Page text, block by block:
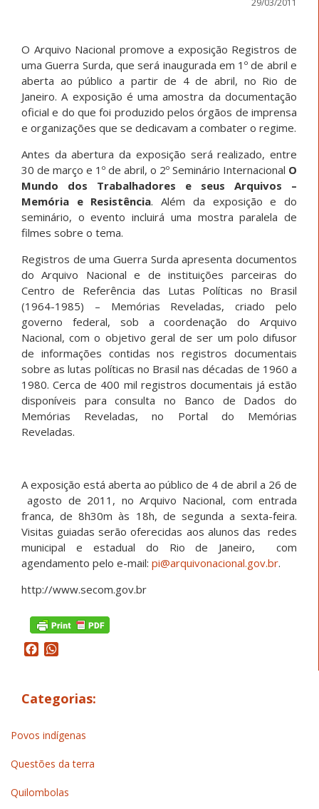
O Arquivo Nacional promove a exposição Registros de
uma Guerra Surda, que será inaugurada em 1º de abril e
aberta ao público a partir de 4 de abril, no Rio de
Janeiro. A exposição é uma amostra da documentação
oficial e do que foi produzido pelos órgãos de imprensa
e organizações que se dedicavam a combater o regime.
Antes da abertura da exposição será realizado, entre
30 de março e 1º de abril, o 2º Seminário Internacional O
Mundo dos Trabalhadores e seus Arquivos –
Memória e Resistência. Além da exposição e do
seminário, o evento incluirá uma mostra paralela de
filmes sobre o tema.
Registros de uma Guerra Surda apresenta documentos
do Arquivo Nacional e de instituições parceiras do
Centro de Referência das Lutas Políticas no Brasil
(1964-1985) – Memórias Reveladas, criado pelo
governo federal, sob a coordenação do Arquivo
Nacional, com o objetivo geral de ser um polo difusor
de informações contidas nos registros documentais
sobre as lutas políticas no Brasil nas décadas de 1960 a
1980. Cerca de 400 mil registros documentais já estão
disponíveis para consulta no Banco de Dados do
Memórias Reveladas, no Portal do Memórias
Reveladas.
A exposição está aberta ao público de 4 de abril a 26 de
agosto de 2011, no Arquivo Nacional, com entrada
franca, de 8h30m às 18h, de segunda a sexta-feira.
Visitas guiadas serão oferecidas aos alunos das redes
municipal e estadual do Rio de Janeiro, com
agendamento pelo e-mail: pi@arquivonacional.gov.br.
http://www.secom.gov.br
Facebook
Categorias:
Povos indígenas
Questões da terra
Quilombolas